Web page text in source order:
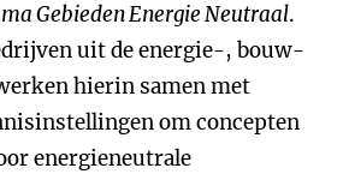
Gebieden Energie Neutraal.
uit de energie-, bouw-
hierin samen met
om concepten
energieneutrale